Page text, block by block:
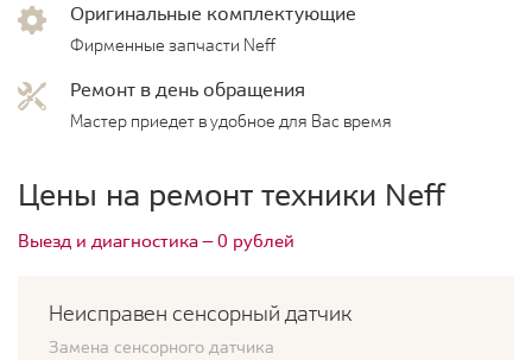
Оригинальные комплектующие
Фирменные запчасти Neff
Ремонт в день обращения
Мастер приедет в удобное для Вас время
Цены на ремонт техники Neff
Выезд и диагностика — 0 рублей
Неисправен сенсорный датчик
Замена сенсорного датчика